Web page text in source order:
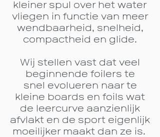
kleiner spul over het water
vliegen in functie van meer
wendbaarheid, snelheid,
compactheid en glide.
Wij stellen vast dat veel
beginnende foilers te
snel evolueren naar te
kleine boards en foils wat
de leercurve aanzienlijk
afvlakt en de sport eigenlijk
moeilijker maakt dan ze is.